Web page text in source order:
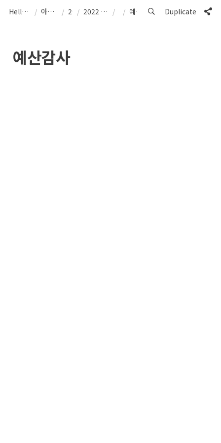
Hello from Cosmo40 / 아카이브 ArCHIVe / 2022/ 2022 CoSMo40 Artist’s Month / / 예산감사 Duplicate
예산감사